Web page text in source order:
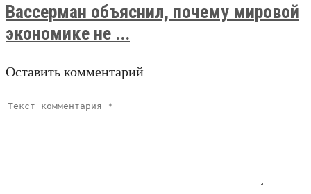
Вассерман объяснил, почему мировой
экономике не ...
Оставить комментарий